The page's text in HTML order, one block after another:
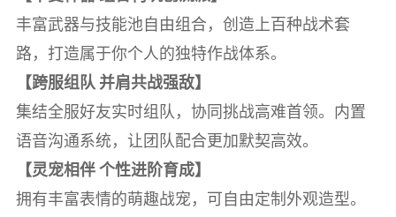
丰富武器与技能池自由组合，创造上百种战术套
路，打造属于你个人的独特作战体系。
【跨服组队 并肩共战强敌】
集结全服好友实时组队，协同挑战高难首领。内置
语音沟通系统，让团队配合更加默契高效。
【灵宠相伴 个性进阶育成】
拥有丰富表情的萌趣战宠，可自由定制外观造型。